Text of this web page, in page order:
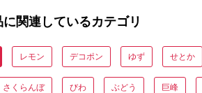
関連しているカテゴリ
レモン デコポン ゆず せとか
さくらんぼ びわ ぶどう 巨峰